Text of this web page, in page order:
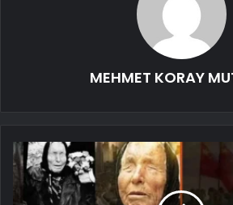
MEHMET KORAY